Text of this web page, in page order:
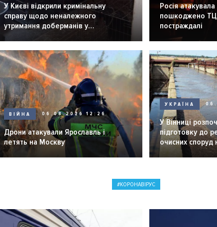
У Києві відкрили кримінальну
справу щодо неналежного
утримання доберманів у
розпліднику
Росія
пошкоджено
постраждалі
ВІЙНА 06.08.2026 12:26
Дрони атакували Ярославль і
летять на Москву
УКРАЇНА
У Вінниці
підготовку до
очисних
мер Вінниці.
КОРОНАВІРУС